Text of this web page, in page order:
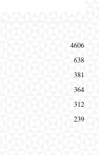
4606
638
381
364
312
239